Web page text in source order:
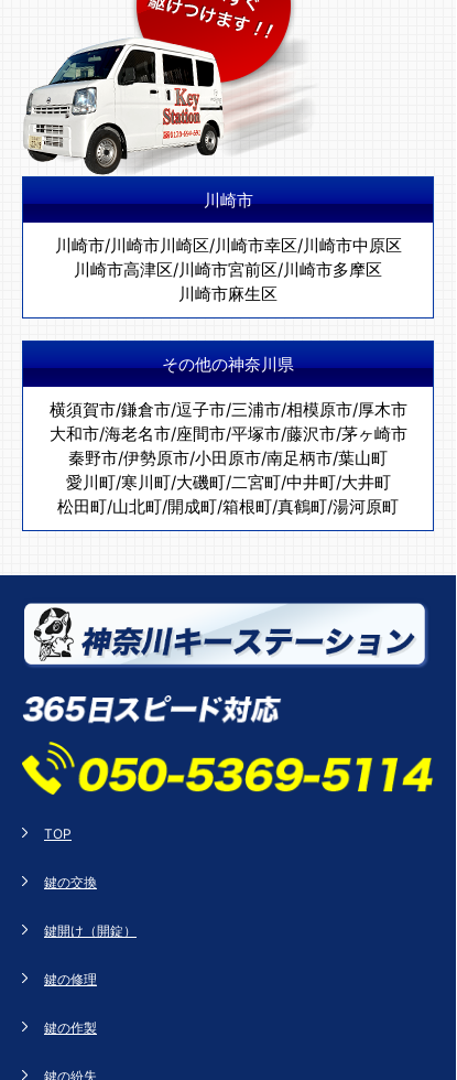
川崎市
川崎市/川崎市川崎区/川崎市幸区/川崎市中原区
川崎市高津区/川崎市宮前区/川崎市多摩区
川崎市麻生区
その他の神奈川県
横須賀市/鎌倉市/逗子市/三浦市/相模原市/厚木市
大和市/海老名市/座間市/平塚市/藤沢市/茅ヶ崎市
秦野市/伊勢原市/小田原市/南足柄市/葉山町
愛川町/寒川町/大磯町/二宮町/中井町/大井町
松田町/山北町/開成町/箱根町/真鶴町/湯河原町
TOP
鍵の交換
鍵開け（開錠）
鍵の修理
鍵の作製
鍵の紛失